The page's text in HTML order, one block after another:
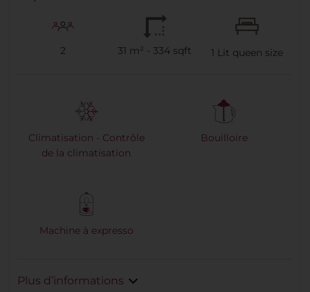
2 31 m² - 334 sqft 1 Lit queen size
Climatisation - Contrôle
de la climatisation
Bouilloire
Machine à expresso
Plus d’informations